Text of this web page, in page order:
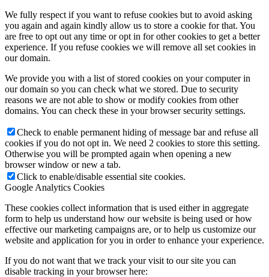
We fully respect if you want to refuse cookies but to avoid asking
you again and again kindly allow us to store a cookie for that. You
are free to opt out any time or opt in for other cookies to get a better
experience. If you refuse cookies we will remove all set cookies in
our domain.
We provide you with a list of stored cookies on your computer in
our domain so you can check what we stored. Due to security
reasons we are not able to show or modify cookies from other
domains. You can check these in your browser security settings.
Check to enable permanent hiding of message bar and refuse all
cookies if you do not opt in. We need 2 cookies to store this setting.
Otherwise you will be prompted again when opening a new
browser window or new a tab.
Click to enable/disable essential site cookies.
Google Analytics Cookies
These cookies collect information that is used either in aggregate
form to help us understand how our website is being used or how
effective our marketing campaigns are, or to help us customize our
website and application for you in order to enhance your experience.
If you do not want that we track your visit to our site you can
disable tracking in your browser here: